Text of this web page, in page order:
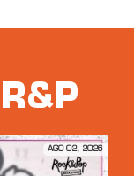
AGO 02, 2026